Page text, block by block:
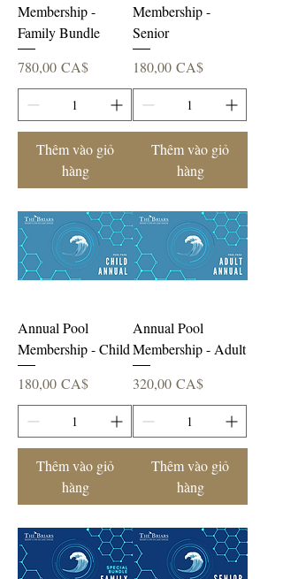
Membership -
Family Bundle
Giá
780,00 CA$
Thêm vào giỏ
hàng
Membership -
Senior
Giá
180,00 CA$
Thêm vào giỏ
hàng
Annual Pool
Membership - Child
Giá
180,00 CA$
Thêm vào giỏ
hàng
Annual Pool
Membership - Adult
Giá
320,00 CA$
Thêm vào giỏ
hàng